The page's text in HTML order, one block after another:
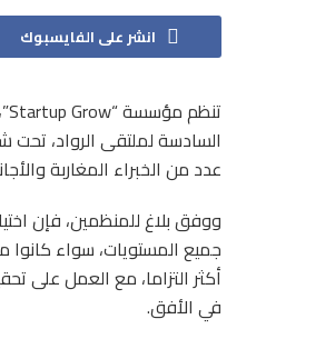
انشر على الفايسبوك
السادسة لملتقى الرواد،
عدد من الخبراء المغاربة
ووفق بلاغ للمنظمين، فإن
جميع المستويات، سواء
أكثر التزاما، مع العمل على
في الأفق.